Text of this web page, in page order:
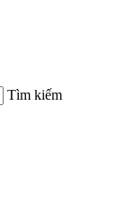
Tìm kiếm